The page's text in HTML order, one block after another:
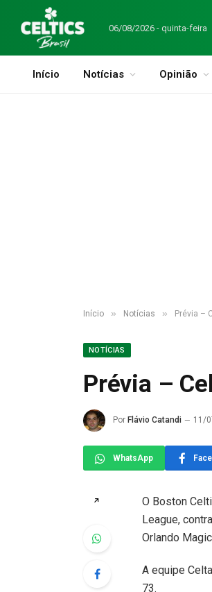
06/08/2026 - quinta-feira
Início Notícias Opinião
Início » Notícias » Prévia –
NOTÍCIAS
Prévia –
Por Flávio Catandi 11/
WhatsApp
↗
O Boston
League,
Orlando
A equipe
73.